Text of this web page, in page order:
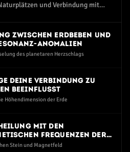
und Verbindung mit
zwischen Erdbeben und
Anomalien
des planetaren Herzschlags
deine Verbindung zu
beeinflusst
Höhendimension der Erde
mit den
Frequenzen der
ist
Stein und Magnetfeld